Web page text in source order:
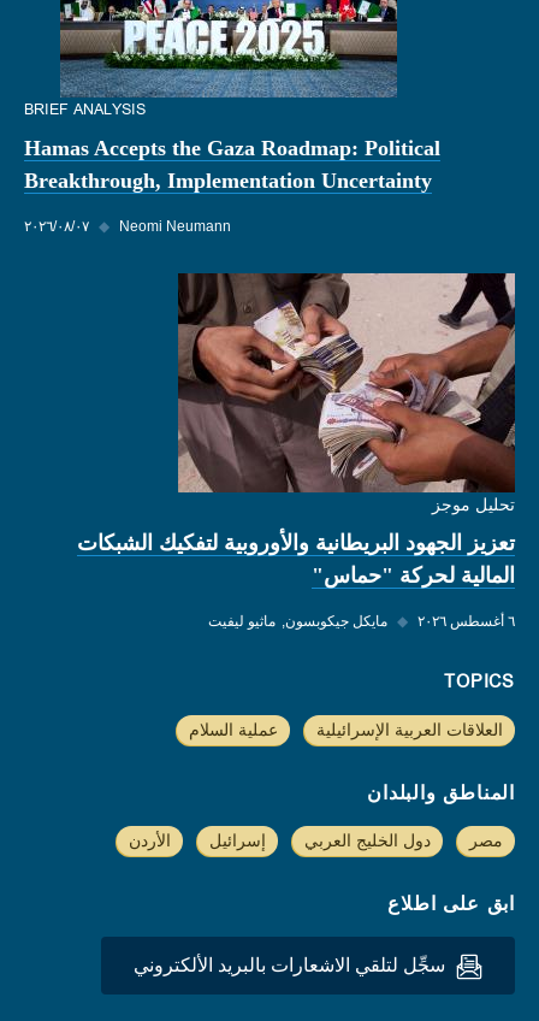
BRIEF ANALYSIS
Hamas Accepts the Gaza Roadmap: Political
Breakthrough, Implementation Uncertainty
٠٧‏/٠٨‏/٢٠٢٦ ◆ Neomi Neumann
تحليل موجز
تعزيز الجهود البريطانية والأوروبية لتفكيك الشبكات
المالية لحركة "حماس"
٦ أغسطس ٢٠٢٦ ◆ مايكل جيكوبسون ماثيو ليفيت
TOPICS
العلاقات العربية الإسرائيلية عملية السلام
المناطق والبلدان
مصر دول الخليج العربي إسرائيل الأردن
ابق على اطلاع
سجِّل لتلقي الاشعارات بالبريد الألكتروني